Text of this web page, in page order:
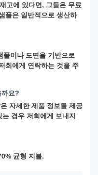
고에 있다면, 그들은 무료
플은 일반적으로 생산하
플이나 도면을 기반으로
희에게 연락하는 것을 주
까요?
자세한 제품 정보를 제공
경우 저희에게 보내지
균형 지불.